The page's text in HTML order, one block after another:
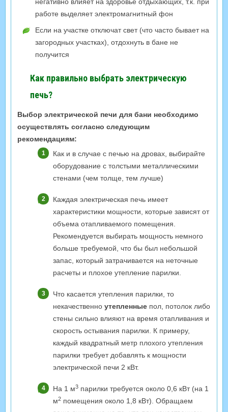
работе выделяет электромагнитный фон
Если на участке отключат свет (что часто бывает на
загородных участках), отдохнуть в бане не
получится
Как правильно выбрать электрическую
печь?
Выбор электрической печи для бани необходимо
осуществлять согласно следующим
рекомендациям:
Как и в случае с печью на дровах, выбирайте
оборудование с толстыми металлическими
стенами (чем толще, тем лучше)
Каждая электрическая печь имеет
характеристики мощности, которые зависят от
объема отапливаемого помещения.
Рекомендуется выбирать мощность немного
больше требуемой, что бы был небольшой
запас, который затрачивается на неточные
расчеты и плохое утепление парилки.
Что касается утепления парилки, то
некачественно утепленные пол, потолок либо
стены сильно влияют на время отапливания и
скорость остывания парилки. К примеру,
каждый квадратный метр плохого утепления
парилки требует добавлять к мощности
электрической печи 2 кВт.
На 1 м3 парилки требуется около 0,6 кВт (на 1
м2 помещения около 1,8 кВт). Обращаем